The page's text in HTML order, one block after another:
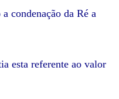
condenação da Ré a
esta referente ao valor